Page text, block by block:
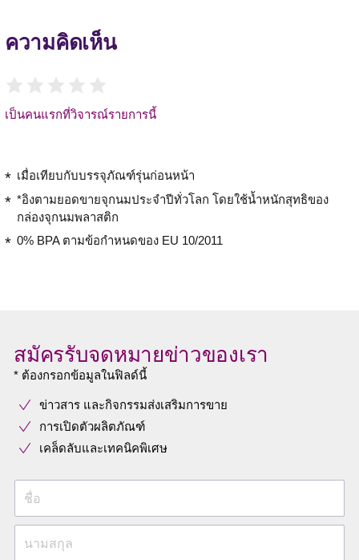
ความคิดเห็น
เป็นคนแรกที่วิจารณ์รายการนี้
เมื่อเทียบกับบรรจุภัณฑ์รุ่นก่อนหน้า
*อิงตามยอดขายจุกนมประจำปีทั่วโลก โดยใช้น้ำหนักสุทธิของ
กล่องจุกนมพลาสติก
0% BPA ตามข้อกำหนดของ EU 10/2011
สมัครรับจดหมายข่าวของเรา
* ต้องกรอกข้อมูลในฟิลด์นี้
ข่าวสาร และกิจกรรมส่งเสริมการขาย
การเปิดตัวผลิตภัณฑ์
เคล็ดลับและเทคนิคพิเศษ
ชื่อ
นามสกุล